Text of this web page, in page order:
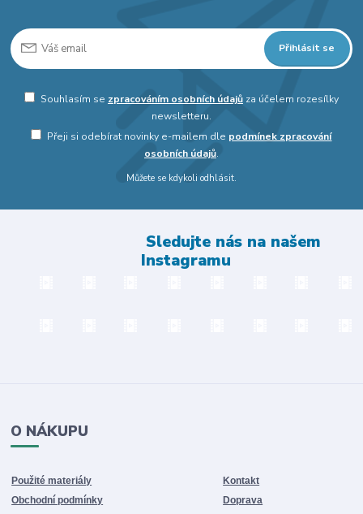
Přihlásit se
Souhlasím se zpracováním osobních údajůza účelem rozesílky
newsletteru.
Přeji si odebírat novinky e-mailem dle podmínek zpracování
osobních údajů.
Můžete se kdykoli odhlásit.
Sledujte nás na našem
Instagramu
O NÁKUPU
Použité materiály
Kontakt
Obchodní podmínky
Doprava